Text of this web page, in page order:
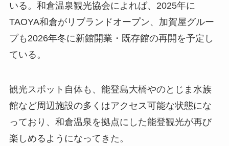
いる。和倉温泉観光協会によれば、2025年に
TAOYA和倉がリブランドオープン、加賀屋グルー
プも2026年冬に新館開業・既存館の再開を予定し
ている。
観光スポット自体も、能登島大橋やのとじま水族
館など周辺施設の多くはアクセス可能な状態にな
っており、和倉温泉を拠点にした能登観光が再び
楽しめるようになってきた。